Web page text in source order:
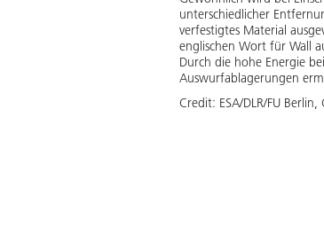
unterschiedlicher
verfestigtes Material
englischen Wort für Wall
Durch die hohe Energie
Auswurfablagerungen
Credit: ESA/DLR/FU